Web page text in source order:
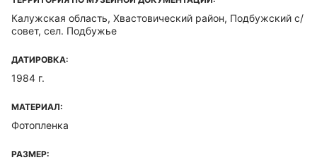
Калужская область, Хвастовический район, Подбужский с/
совет, сел. Подбужье
ДАТИРОВКА:
1984 г.
МАТЕРИАЛ:
Фотопленка
РАЗМЕР: